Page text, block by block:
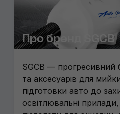
Про бренд SGCB
SGCB — прогресивний
та аксесуарів для
підготовки авто до
освітлювальні